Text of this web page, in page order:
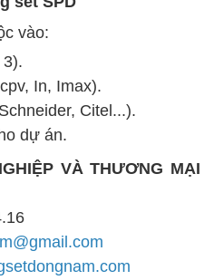
vào:
In, Imax).
Citel...).
dự án.
VÀ THƯƠNG MẠI